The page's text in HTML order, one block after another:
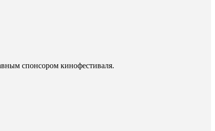
спонсором кинофестиваля.